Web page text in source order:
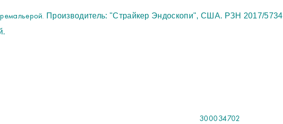
Производитель: "Страйкер Эндоскопи", США. РЗН 2017/5734
300034702